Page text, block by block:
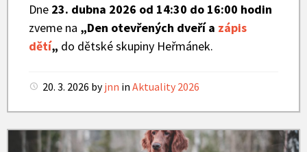
Dne 23. dubna 2026 od 14:30 do 16:00 hodin
zveme na „Den otevřených dveří a zápis
dětí„ do dětské skupiny Heřmánek.
20. 3. 2026 by jnn in Aktuality 2026
Očkování